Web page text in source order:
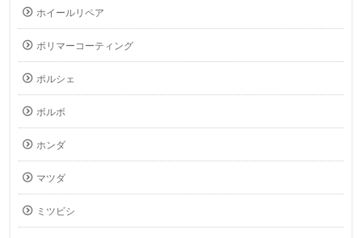
ホイールリペア
ポリマーコーティング
ポルシェ
ボルボ
ホンダ
マツダ
ミツビシ